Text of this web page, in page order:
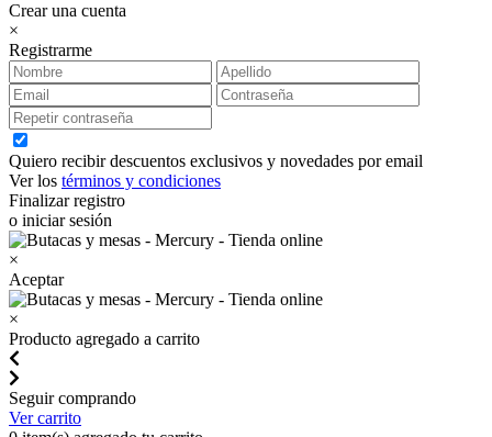
Crear una cuenta
×
Registrarme
Quiero recibir descuentos exclusivos y novedades por email
Ver los términos y condiciones
Finalizar registro
o iniciar sesión
×
Aceptar
×
Producto agregado a carrito
Seguir comprando
Ver carrito